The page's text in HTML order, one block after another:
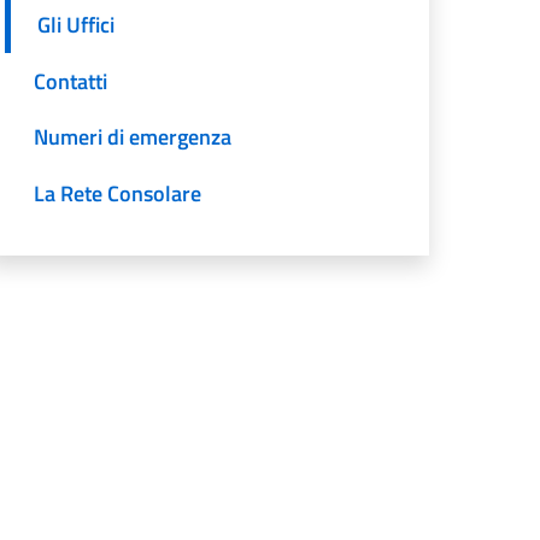
Gli Uffici
Contatti
Numeri di emergenza
La Rete Consolare